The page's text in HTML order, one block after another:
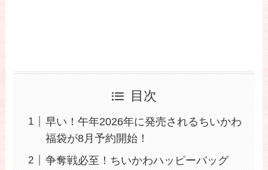
目次
早い！午年2026年に発売されるちいかわ
福袋が8月予約開始！
争奪戦必至！ちいかわハッピーバッグ